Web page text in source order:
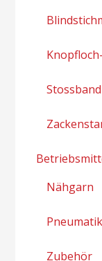
Nähgarn
Zubehör